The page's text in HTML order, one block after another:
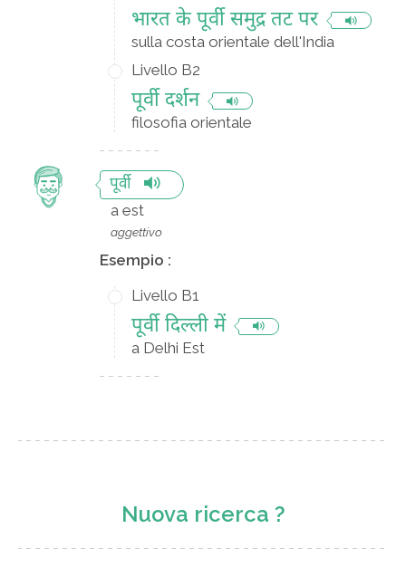
भारत के पूर्वी समुद्र तट पर
sulla costa orientale dell'India
Livello B2
पूर्वी दर्शन
filosofia orientale
पूर्वी
a est
aggettivo
Esempio :
Livello B1
पूर्वी दिल्ली में
a Delhi Est
Nuova ricerca ?